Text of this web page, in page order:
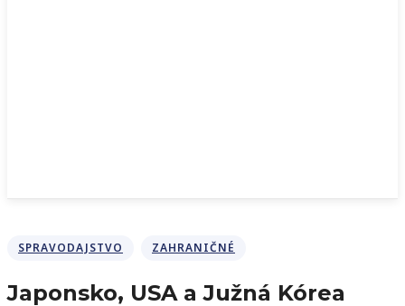
SPRAVODAJSTVO ZAHRANIČNÉ
Japonsko, USA a Južná Kórea